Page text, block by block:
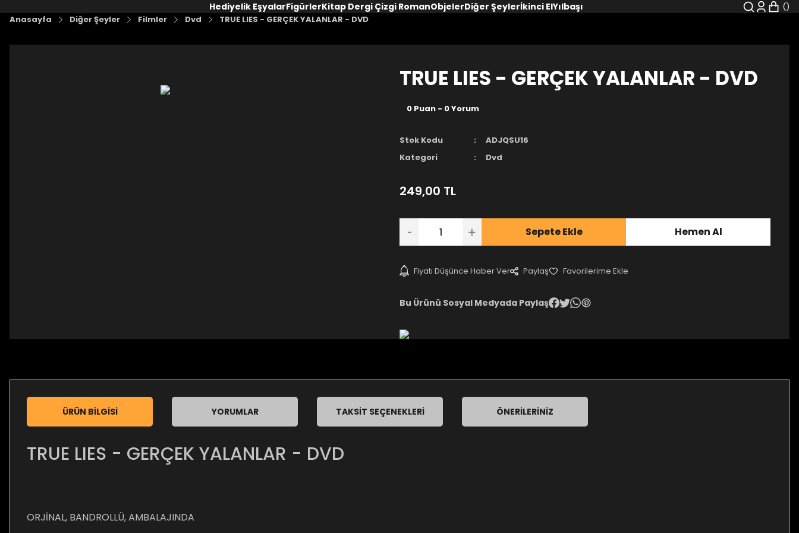
Hediyelik EşyalarFigürlerKitap Dergi Çizgi RomanObjelerDiğer Şeylerİkinci ElYılbaşı
Anasayfa Diğer Şeyler Filmler Dvd TRUE LIES - GERÇEK YALANLAR - DVD
TRUE LIES - GERÇEK YALANLAR - DVD
0 Puan - 0 Yorum
Stok Kodu
ADJQSU16
Kategori
Dvd
249,00 TL
Sepete Ekle Hemen Al
Fiyatı Düşünce Haber Ver Paylaş
Bu Ürünü Sosyal Medyada Paylaş
ÜRÜN BILGISI YORUMLAR TAKSIT SEÇENEKLERI ÖNERILERINIZ
TRUE LIES - GERÇEK YALANLAR - DVD
ORJİNAL, BANDROLLÜ, AMBALAJINDA